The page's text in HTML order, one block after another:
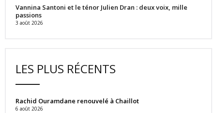
Vannina Santoni et le ténor Julien Dran : deux voix, mille
passions
3 août 2026
LES PLUS RÉCENTS
Rachid Ouramdane renouvelé à Chaillot
6 août 2026